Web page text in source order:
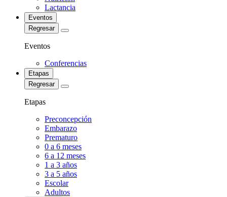
Lactancia
Eventos
Regresar
Eventos
Conferencias
Etapas
Regresar
Etapas
Preconcepción
Embarazo
Prematuro
0 a 6 meses
6 a 12 meses
1 a 3 años
3 a 5 años
Escolar
Adultos